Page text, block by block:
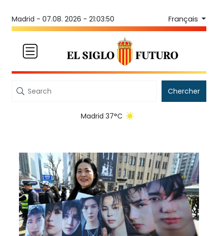
Madrid - 07.08. 2026 - 21:03:51 Français
Chercher
Madrid 37°C